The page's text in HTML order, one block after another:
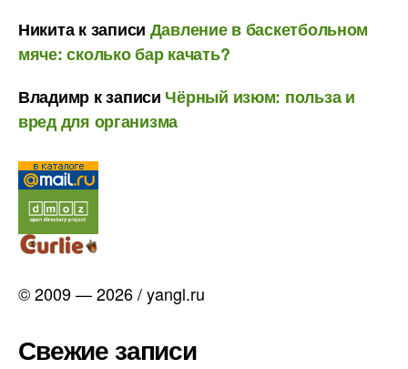
Никитак записи Давление в баскетбольном
мяче: сколько бар качать?
Владимр к записи Чёрный изюм: польза и
вред для организма
© 2009 — 2026 / yangl.ru
Свежие записи